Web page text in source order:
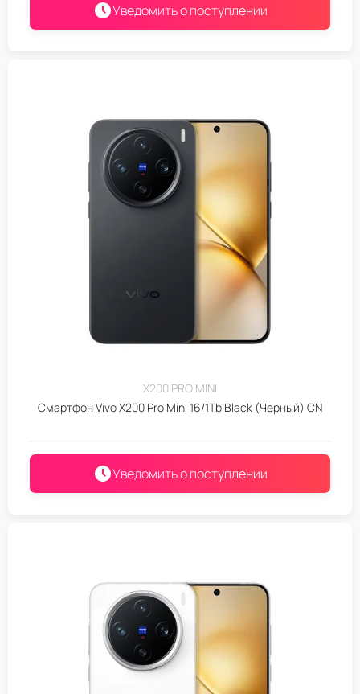
Уведомить о поступлении
X200 PRO MINI
Смартфон Vivo X200 Pro Mini 16/1Tb Black (Черный) CN
Уведомить о поступлении